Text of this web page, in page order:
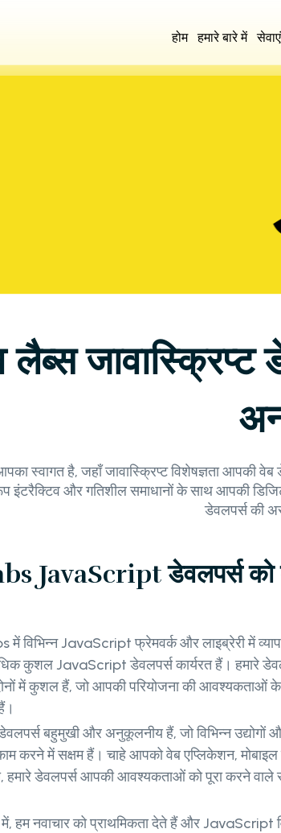
होम हमारे बारे में सेवाएं
लैब्स
स्वागत है, जहाँ जावास्क्रिप्ट विशेषज्ञता आपकी
और गतिशील समाधानों के साथ आपकी
डेवलपर्स की
JavaScript डेवलपर्स को
विभिन्न JavaScript फ्रेमवर्क और लाइब्रेरी में
कुशल JavaScript डेवलपर्स कार्यरत हैं। हमारे
में कुशल हैं, जो आपकी परियोजना की आवश्यकताओं
बहुमुखी और अनुकूलनीय हैं, जो विभिन्न उद्योगों
करने में सक्षम हैं। चाहे आपको वेब एप्लिकेशन, मोबाइल
डेवलपर्स आपकी आवश्यकताओं को पूरा करने वाले
नवाचार को प्राथमिकता देते हैं और JavaScript